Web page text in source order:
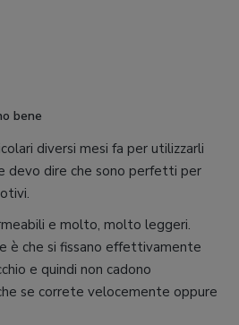
bene
diversi mesi fa per utilizzarli
devo dire che sono perfetti per
e molto, molto leggeri.
è che si fissano effettivamente
e quindi non cadono
se correte velocemente oppure